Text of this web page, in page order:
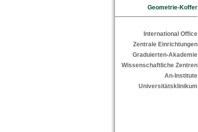
Geometrie-Koffer
International Office
Zentrale Einrichtungen
Graduierten-Akademie
Wissenschaftliche Zentren
An-Institute
Universitätsklinikum